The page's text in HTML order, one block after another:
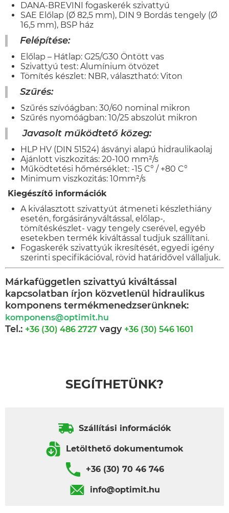
DANA-BREVINI fogaskerék szivattyú
SAE Előlap (Ø 82,5 mm), DIN 9 Bordás tengely (Ø
16,5 mm), BSP ház
Felépítése:
Előlap – Hátlap: G25/G30 Öntött vas
Szivattyú test: Alumínium ötvözet
Tömítés készlet: NBR, választható: Viton
Szűrés:
Szűrés szívóágban: 30/60 nominal mikron
Szűrés nyomóágban: 10/25 abszolút mikron
Javasolt működtető közeg:
HLP HV (DIN 51524) ásványi alapú hidraulikaolaj
Ajánlott viszkozitás: 20-100 mm²/s
Működtetési hőmérséklet: -15 C° / +80 C°
Minimum viszkozitás: 10mm²/s
Kiegészítő információk
A kiválasztott szivattyút átmeneti készlethiány
esetén, forgásirányváltással, előlap-,
tömítéskészlet- vagy tengely cserével, egyéb
esetekben termék kiváltással tudjuk szállítani.
Fogaskerék szivattyúk ikresítését, egyedi igény
szerinti specifikációval, rövid határidővel vállaljuk.
Márkafüggetlen szivattyú kiváltással
kapcsolatban írjon közvetlenül hidraulikus
komponens termékmenedzserünknek:
komponens@optimit.hu
Tel.: +36 (30) 486 2727 vagy +36 (30) 546 1601
SEGÍTHETÜNK?
Szállítási információk
Letölthető dokumentumok
+36 (30) 70 46 746
info@optimit.hu